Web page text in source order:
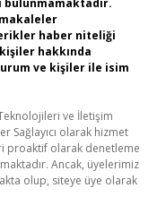
bulunmamaktadır.
makaleler
haber niteliği
hakkında
ve kişiler ile isim
ve İletişim
Sağlayıcı olarak hizmet
proaktif olarak denetleme
Ancak, üyelerimiz
olup, siteye üye olarak